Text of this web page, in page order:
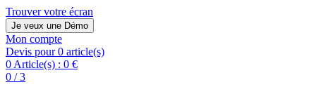
Trouver votre écran
Je veux une Démo
Mon compte
Devis pour 0 article(s)
0 Article(s) : 0 €
0 / 3